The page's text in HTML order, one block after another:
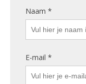
Naam *
E-mail *